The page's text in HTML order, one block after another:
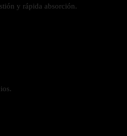
y rápida absorción.